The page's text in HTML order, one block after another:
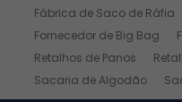
Fábrica de Saco de Ráfia
Fornecedor de Big Bag
Retalhos de Panos
Sacaria de Algodão